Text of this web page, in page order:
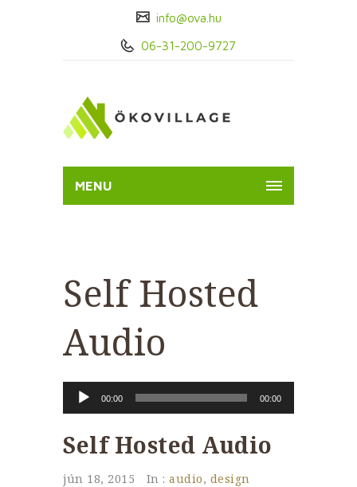
info@ova.hu
06-31-200-9727
MENU
Self Hosted
Audio
Audió lejátszó
00:00 00:00
Self Hosted Audio
jún 18, 2015 In : audio, design